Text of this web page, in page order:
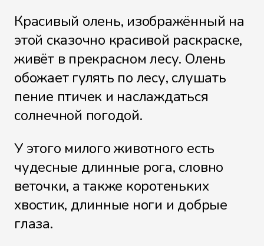
Красивый олень, изображённый на
этой сказочно красивой раскраске,
живёт в прекрасном лесу. Олень
обожает гулять по лесу, слушать
пение птичек и наслаждаться
солнечной погодой.
У этого милого животного есть
чудесные длинные рога, словно
веточки, а также коротеньких
хвостик, длинные ноги и добрые
глаза.